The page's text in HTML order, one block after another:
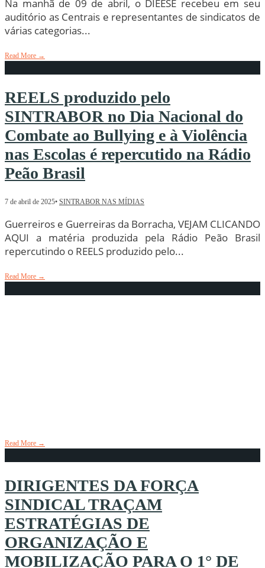
Na manhã de 09 de abril, o DIEESE recebeu em seu
auditório as Centrais e representantes de sindicatos de
várias categorias...
Read More →
REELS produzido pelo
SINTRABOR no Dia Nacional do
Combate ao Bullying e à Violência
nas Escolas é repercutido na Rádio
Peão Brasil
7 de abril de 2025• SINTRABOR NAS MÍDIAS
Guerreiros e Guerreiras da Borracha, VEJAM CLICANDO
AQUI a matéria produzida pela Rádio Peão Brasil
repercutindo o REELS produzido pelo...
Read More →
Read More →
DIRIGENTES DA FORÇA
SINDICAL TRAÇAM
ESTRATÉGIAS DE
ORGANIZAÇÃO E
MOBILIZAÇÃO PARA O 1° DE